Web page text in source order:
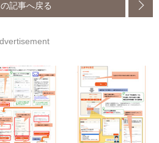
の記事へ戻る